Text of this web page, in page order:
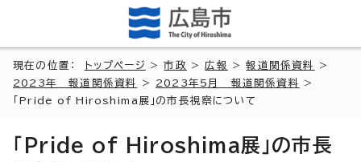
現在の位置： トップページ >市政 >広報 >報道関係資料
>
2023年 報道関係資料
> 2023年5月 報道関係資料
>
「Pride of Hiroshima展」の市長視察について
「Pride of Hiroshima展」の市長